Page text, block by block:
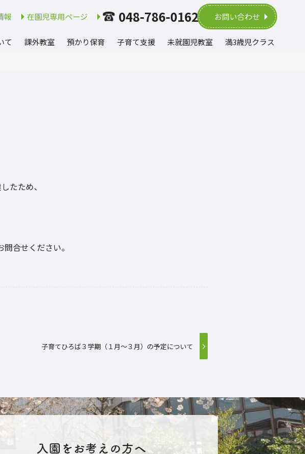
報 在園児専用ページ 048-786-0162 お問い合わせ
て 課外教室 預かり保育 子育て支援 未就園児教室 満3歳児クラス
たため、
合せください。
子育てひろば３学期（１月～３月）の予定について